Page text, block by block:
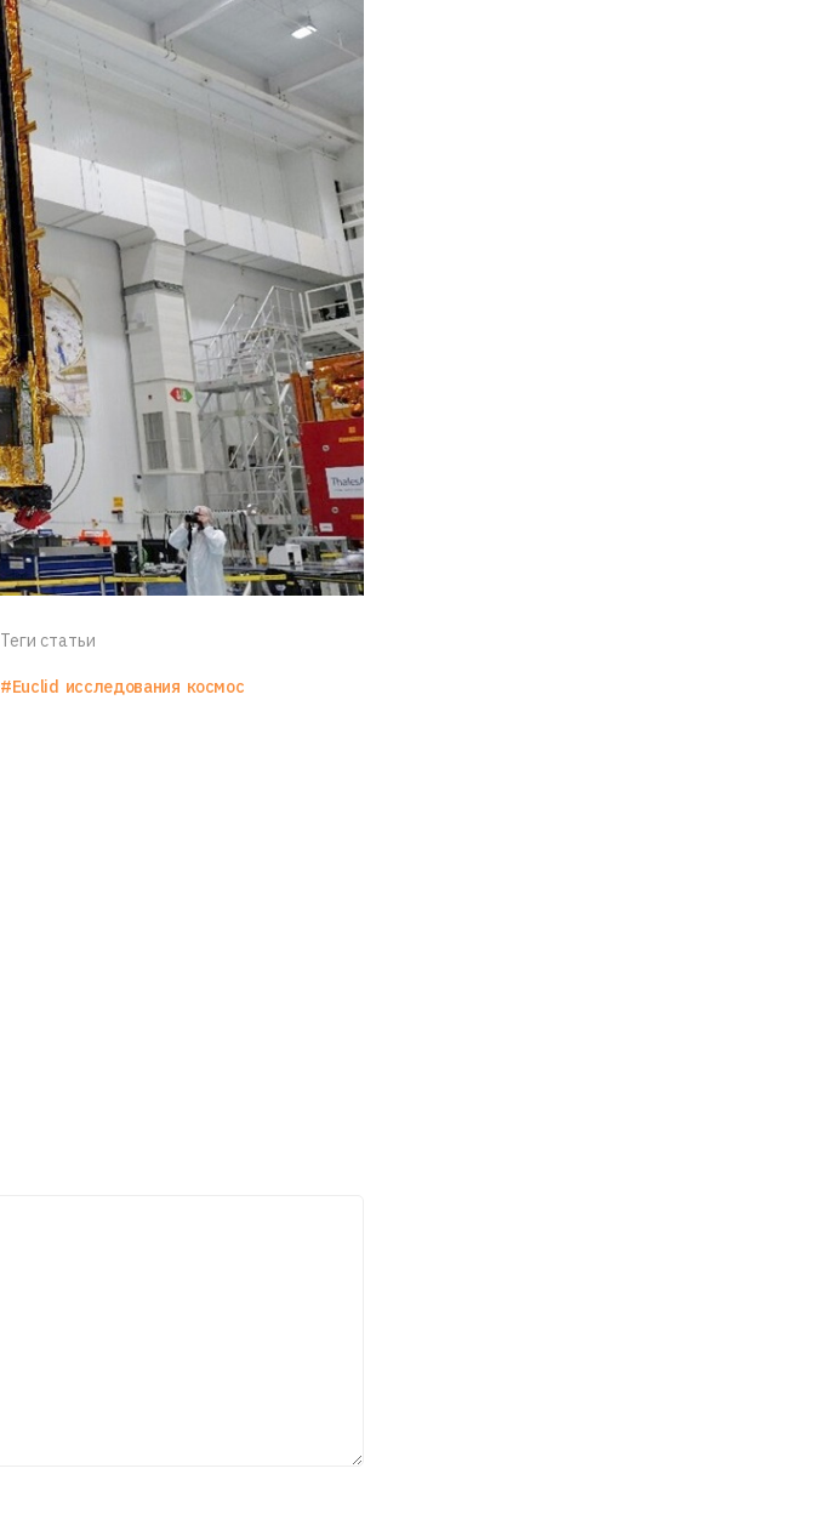
Теги статьи
#Euclid исследования космос